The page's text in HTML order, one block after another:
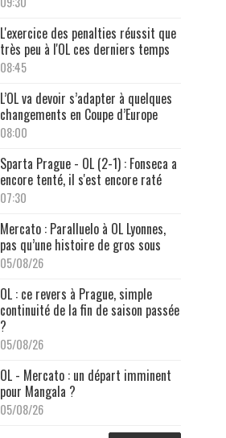
L'exercice des penalties réussit que
très peu à l'OL ces derniers temps
08:45
L’OL va devoir s’adapter à quelques
changements en Coupe d’Europe
08:00
Sparta Prague - OL (2-1) : Fonseca a
encore tenté, il s'est encore raté
07:30
Mercato : Paralluelo à OL Lyonnes,
pas qu’une histoire de gros sous
05/08/26
OL : ce revers à Prague, simple
continuité de la fin de saison passée
?
05/08/26
OL - Mercato : un départ imminent
pour Mangala ?
05/08/26